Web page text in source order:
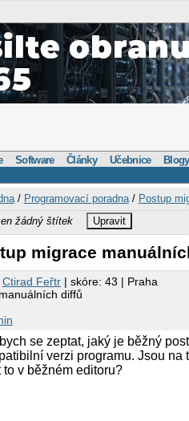
Software Články Učebnice Blogy
/ Programovací poradna/ Postup
žádný štítek Upravit
migrace
Ctirad Feřtr | skóre: 43 | Praha
diffů
se zeptat, jaký je běžný
verzi programu. Jsou
to v běžném editoru?